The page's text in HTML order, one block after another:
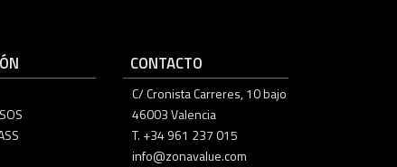
CONTACTO
C/ Cronista Carreres, 10 bajo
46003 Valencia
T. +34 961 237 015
info@zonavalue.com